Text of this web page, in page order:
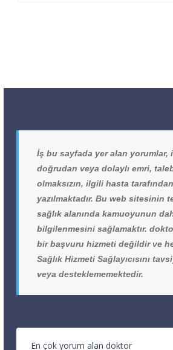
İş bu sayfada yer alan
doğrudan veya dolaylı emri,
olmaksızın, ilgili hasta
yazılmaktadır. Bu web sitesinin
sağlık alanında kamuoyunun
bilgilenmesini sağlamaktır.
bir başvuru hizmeti değildir ve
Sağlık Hizmeti Sağlayıcısını
veya desteklememektedir.
En çok yorum alan doktor